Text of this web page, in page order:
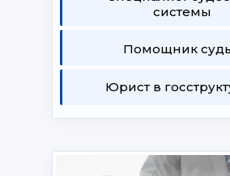
Помощник
системы
Юрист в